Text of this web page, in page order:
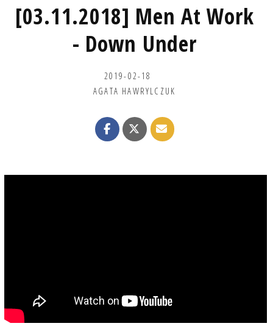
[03.11.2018] Men At Work
- Down Under
2019-02-18
AGATA HAWRYLCZUK